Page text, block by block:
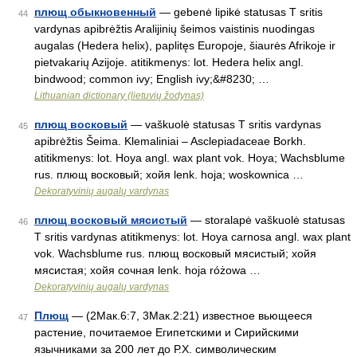
44 плющ обыкновенный — gebenė lipikė statusas T sritis
vardynas apibrėžtis Aralijinių šeimos vaistinis nuodingas
augalas (Hedera helix), paplitęs Europoje, šiaurės Afrikoje ir
pietvakarių Azijoje. atitikmenys: lot. Hedera helix angl.
bindwood; common ivy; English ivy;&#8230; …
Lithuanian dictionary (lietuvių žodynas)
45 плющ восковый — vaškuolė statusas T sritis vardynas
apibrėžtis Šeima. Klemaliniai – Asclepiadaceae Borkh.
atitikmenys: lot. Hoya angl. wax plant vok. Hoya; Wachsblume
rus. плющ восковый; хойя lenk. hoja; woskownica …
Dekoratyvinių augalų vardynas
46 плющ восковый мясистый — storalapė vaškuolė statusas
T sritis vardynas atitikmenys: lot. Hoya carnosa angl. wax plant
vok. Wachsblume rus. плющ восковый мясистый; хойя
мясистая; хойя сочная lenk. hoja różowa …
Dekoratyvinių augalų vardynas
47 Плющ — (2Мак.6:7, 3Мак.2:21) известное вьющееся
растение, почитаемое Египетскими и Сирийскими
язычниками за 200 лет до Р.Х. символическим